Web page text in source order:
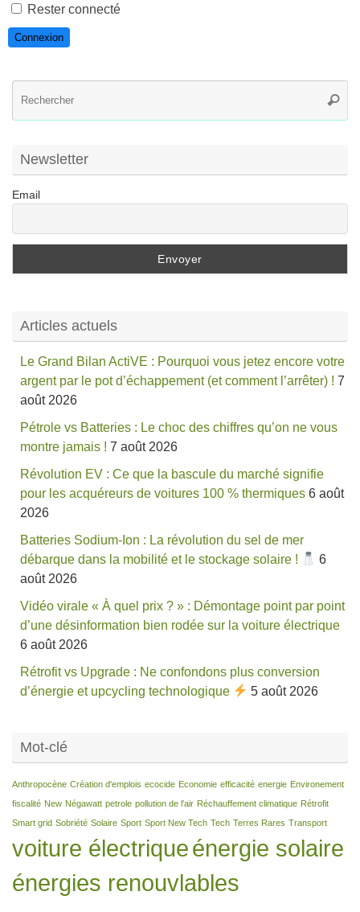
Rester connecté
Connexion
Newsletter
Email
Articles actuels
Le Grand Bilan ActiVE : Pourquoi vous jetez encore votre
argent par le pot d’échappement (et comment l’arrêter) ! 7
août 2026
Pétrole vs Batteries : Le choc des chiffres qu’on ne vous
montre jamais ! 7 août 2026
Révolution EV : Ce que la bascule du marché signifie
pour les acquéreurs de voitures 100 % thermiques 6 août
2026
Batteries Sodium-Ion : La révolution du sel de mer
débarque dans la mobilité et le stockage solaire !
6
août 2026
Vidéo virale « À quel prix ? » : Démontage point par point
d’une désinformation bien rodée sur la voiture électrique
6 août 2026
Rétrofit vs Upgrade : Ne confondons plus conversion
d’énergie et upcycling technologique
5 août 2026
Mot-clé
Anthropocène Création d'emplois ecocide Economie efficacité energie Environement
fiscalité New Négawatt petrole pollution de l'air Réchauffement climatique Rétrofit
Smart grid Sobriété Solaire Sport Sport New Tech Tech Terres Rares Transport
voiture électriqueénergie solaire
énergies renouvlables